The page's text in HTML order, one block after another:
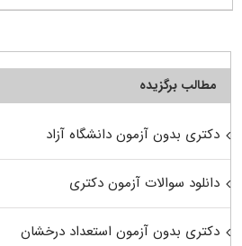
مطالب برگزیده
دکتری بدون آزمون دانشگاه آزاد
دانلود سوالات آزمون دکتری
دکتری بدون آزمون استعداد درخشان